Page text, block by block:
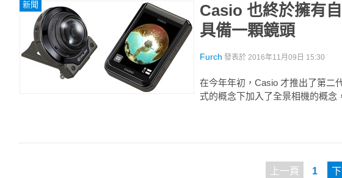
新聞
Casio 也終於擁有
具備一顆鏡頭
Furch 發表於 2016年11月09日 15:30
在今年年初，Casio 才推出了第二
式的概念下加入了全景相機的概念
上一頁 1